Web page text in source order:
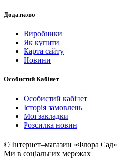
Додатково
Виробники
Як купити
Карта сайту
Новини
Особистий Кабінет
Особистий кабінет
Історія замовлень
Мої закладки
Розсилка новин
© Інтернет–магазин «Флора Сад»
Ми в соціальних мережах